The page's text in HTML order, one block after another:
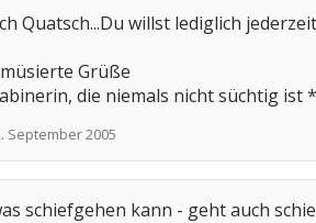
Quatsch...Du willst lediglich
Grüße
die niemals nicht süchtig ist
September 2005
schiefgehen kann - geht auch